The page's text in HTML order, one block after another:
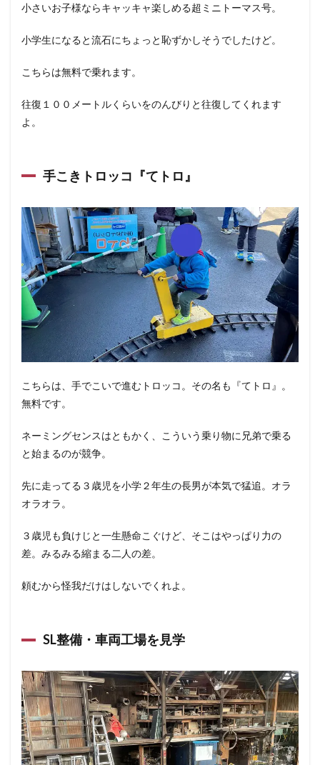
小さいお子様ならキャッキャ楽しめる超ミニトーマス号。
小学生になると流石にちょっと恥ずかしそうでしたけど。
こちらは無料で乗れます。
往復１００メートルくらいをのんびりと往復してくれます
よ。
手こきトロッコ『てトロ』
こちらは、手でこいで進むトロッコ。その名も『てトロ』。
無料です。
ネーミングセンスはともかく、こういう乗り物に兄弟で乗る
と始まるのが競争。
先に走ってる３歳児を小学２年生の長男が本気で猛追。オラ
オラオラ。
３歳児も負けじと一生懸命こぐけど、そこはやっぱり力の
差。みるみる縮まる二人の差。
頼むから怪我だけはしないでくれよ。
SL整備・車両工場を見学